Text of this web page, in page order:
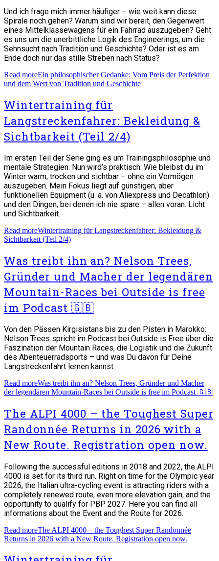
Und ich frage mich immer häufiger – wie weit kann diese
Spirale noch gehen? Warum sind wir bereit, den Gegenwert
eines Mittelklassewagens für ein Fahrrad auszugeben? Geht
es uns um die unerbittliche Logik des Engineerings, um die
Sehnsucht nach Tradition und Geschichte? Oder ist es am
Ende doch nur das stille Streben nach Status?
Read moreEin philosophischer Gedanke: Vom Preis der Perfektion
und dem Wert von Tradition und Geschichte
Wintertraining für
Langstreckenfahrer: Bekleidung &
Sichtbarkeit (Teil 2/4)
Im ersten Teil der Serie ging es um Trainingsphilosophie und
mentale Strategien. Nun wird’s praktisch: Wie bleibst du im
Winter warm, trocken und sichtbar – ohne ein Vermögen
auszugeben. Mein Fokus liegt auf günstigen, aber
funktionellen Equipment (u. a. von Aliexpress und Decathlon)
und den Dingen, bei denen ich nie spare – allen voran: Licht
und Sichtbarkeit.
Read moreWintertraining für Langstreckenfahrer: Bekleidung &
Sichtbarkeit (Teil 2/4)
Was treibt ihn an? Nelson Trees,
Gründer und Macher der legendären
Mountain-Races bei Outside is free
im Podcast 🇬🇧
Von den Pässen Kirgisistans bis zu den Pisten in Marokko:
Nelson Trees spricht im Podcast bei Outside is Free über die
Faszination der Mountain Races, die Logistik und die Zukunft
des Abenteuerradsports – und was Du davon für Deine
Langstreckenfahrt lernen kannst.
Read moreWas treibt ihn an? Nelson Trees, Gründer und Macher
der legendären Mountain-Races bei Outside is free im Podcast 🇬🇧
The ALPI 4000 – the Toughest Super
Randonnée Returns in 2026 with a
New Route. Registration open now.
Following the successful editions in 2018 and 2022, the ALPI
4000 is set for its third run. Right on time for the Olympic year
2026, the Italian ultra-cycling event is attracting riders with a
completely renewed route, even more elevation gain, and the
opportunity to qualify for PBP 2027. Here you can find all
informations about the Event and the Route for 2026.
Read moreThe ALPI 4000 – the Toughest Super Randonnée
Returns in 2026 with a New Route. Registration open now.